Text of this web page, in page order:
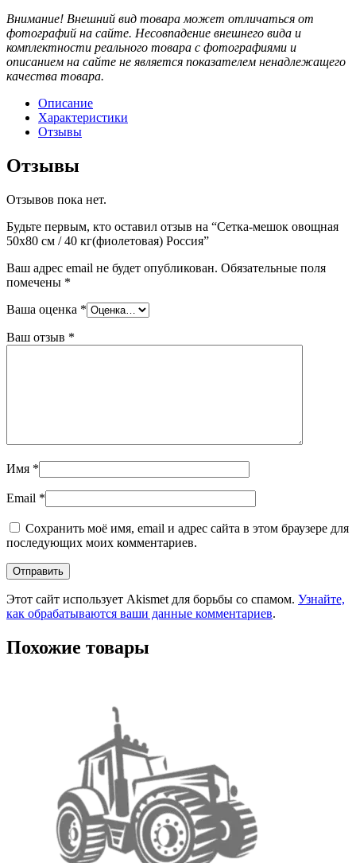
50х80
см
/
40
кг(фиолетовая)
Внимание! Внешний вид товара может отличаться от
фотографий на сайте. Несовпадение внешнего вида и
комплектности реального товара с фотографиями и
описанием на сайте не является показателем ненадлежащего
качества товара.
Описание
Характеристики
Отзывы
Отзывы
Отзывов пока нет.
Будьте первым, кто оставил отзыв на “Сетка-мешок овощная
50х80 см / 40 кг(фиолетовая) Россия”
Ваш адрес email не будет опубликован. Обязательные поля
помечены *
Ваша оценка *
Ваш отзыв *
Имя *
Email *
Сохранить моё имя, email и адрес сайта в этом браузере для
последующих моих комментариев.
Этот сайт использует Akismet для борьбы со спамом. Узнайте,
как обрабатываются ваши данные комментариев.
Похожие товары